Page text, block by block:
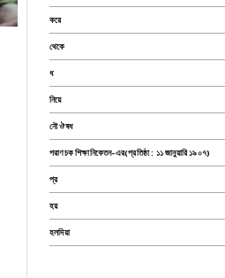
করে
থেকে
ধ
নিয়ে
নৌ ঔষধ
পরাণচক শিক্ষানিকেতন-এর(প্রতিষ্ঠা : ১১ জানুয়ারি ১৯০৭)
প্র
হয়
হলদিয়া